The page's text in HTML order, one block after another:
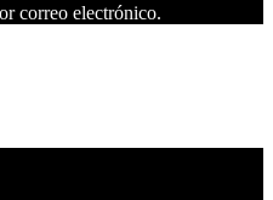
correo electrónico.